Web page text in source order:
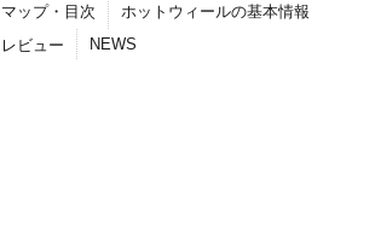
ップ・目次
ホットウィールの基本情報
レビュー NEWS